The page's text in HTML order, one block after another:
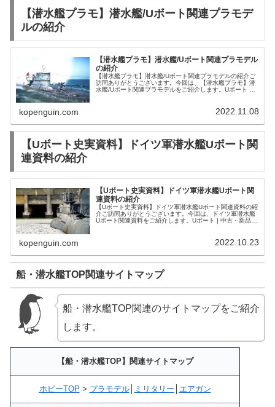
【潜水艦プラモ】潜水艦/Uボート関連プラモデ
ルの紹介
【潜水艦プラモ】潜水艦/Uボート関連プラモデル
の紹介
【潜水艦プラモ】潜水艦/Uボート関連プラモデルの紹介ご
訪問ありがとうございます。今回は、【潜水艦プラモ】潜
水艦/Uボート関連プラモデルをご紹介します。Uボート 童
kopenguin.com 2022.11.08
【Uボート史実資料】ドイツ軍潜水艦Uボート関
連資料の紹介
【Uボート史実資料】ドイツ軍潜水艦Uボート関
連資料の紹介
【Uボート史実資料】ドイツ軍潜水艦Uボート関連資料の紹
介ご訪問ありがとうございます。今回は、ドイツ軍潜水艦
Uボート関連資料をご紹介します。Uボート | 中古・新品通
kopenguin.com 2022.10.23
船・潜水艦TOP関連サイトマップ
船・潜水艦TOP関連のサイトマップをご紹介
します。
【船・潜水艦TOP】関連サイトマップ
ホビーTOP > プラモデル│ ミリタリー エアガン